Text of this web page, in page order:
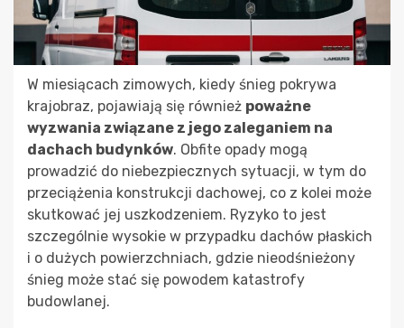
W miesiącach zimowych, kiedy śnieg pokrywa
krajobraz, pojawiają się również poważne
wyzwania związane z jego zaleganiem na
dachach budynków. Obfite opady mogą
prowadzić do niebezpiecznych sytuacji, w tym do
przeciążenia konstrukcji dachowej, co z kolei może
skutkować jej uszkodzeniem. Ryzyko to jest
szczególnie wysokie w przypadku dachów płaskich
i o dużych powierzchniach, gdzie nieodśnieżony
śnieg może stać się powodem katastrofy
budowlanej.